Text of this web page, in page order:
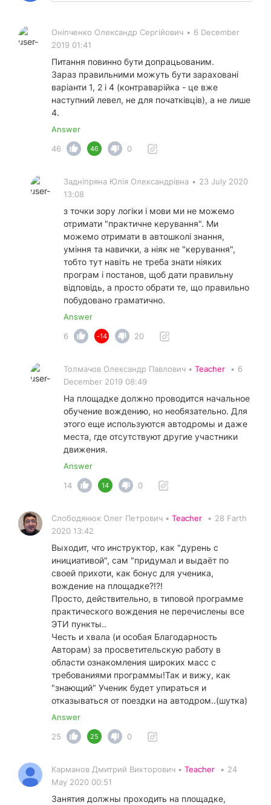
Оніпченко Олександр Сергійович • 6 December
2019 01:41
Питання повинно бути допрацьованим.
Зараз правильними можуть бути зараховані
варіанти 1, 2 і 4 (контраварійка - це вже
наступний левел, не для початківців), а не лише
4.
Answer
46
46 0
Задніпряна Юлія Олександрівна • 23 July 2020
13:08
з точки зору логіки і мови ми не можемо
отримати "практичне керування". Ми
можемо отримати в автошколі знання,
уміння та навички, а ніяк не "керування",
тобто тут навіть не треба знати ніяких
програм і постанов, щоб дати правильну
відповідь, а просто обрати те, що правильно
побудовано граматично.
Answer
6
-14 20
Толмачов Олександр Павлович • Teacher • 6
December 2019 08:49
На площадке должно проводится начальное
обучение вождению, но необязательно. Для
этого еще используются автодромы и даже
места, где отсутствуют другие участники
движения.
Answer
14
14 0
Слободянюк Олег Петрович • Teacher • 28 Farth
2020 13:42
Выходит, что инструктор, как "дурень с
инициативой", сам "придумал и выдаёт по
своей прихоти, как бонус для ученика,
вождение на площадке?!?!
Просто, действительно, в типовой программе
практического вождения не перечислены все
ЭТИ пункты..
Честь и хвала (и особая Благодарность
Авторам) за просветительскую работу в
области ознакомления широких масс с
требованиями программы!Так и вижу, как
"знающий" Ученик будет упираться и
отказываться от поездки на автодром..(шутка)
Answer
25
25 0
Карманов Дмитрий Викторович • Teacher • 24
May 2020 00:51
Занятия должны проходить на площадке,